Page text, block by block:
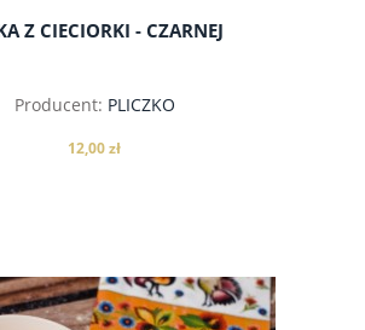
Z CIECIORKI - CZARNEJ
Producent: PLICZKO
12,00 zł
do koszyka